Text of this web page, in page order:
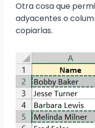
Otra cosa que
adyacentes o
copiarlas.